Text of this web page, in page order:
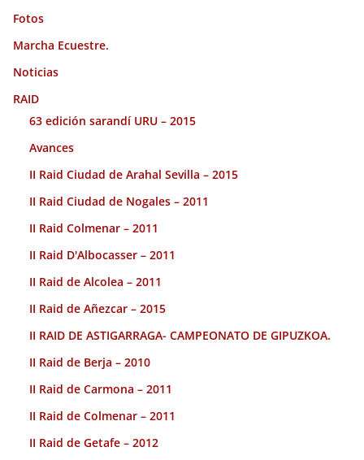
Fotos
Marcha Ecuestre.
Noticias
RAID
63 edición sarandí URU – 2015
Avances
II Raid Ciudad de Arahal Sevilla – 2015
II Raid Ciudad de Nogales – 2011
II Raid Colmenar – 2011
II Raid D'Albocasser – 2011
II Raid de Alcolea – 2011
II Raid de Añezcar – 2015
II RAID DE ASTIGARRAGA- CAMPEONATO DE GIPUZKOA.
II Raid de Berja – 2010
II Raid de Carmona – 2011
II Raid de Colmenar – 2011
II Raid de Getafe – 2012